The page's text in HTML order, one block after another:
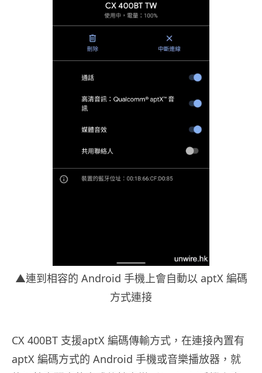
▲連到相容的 Android 手機上會自動以 aptX 編碼
方式連接
CX 400BT 支援aptX 編碼傳輸方式，在連接內置有
aptX 編碼方式的 Android 手機或音樂播放器，就